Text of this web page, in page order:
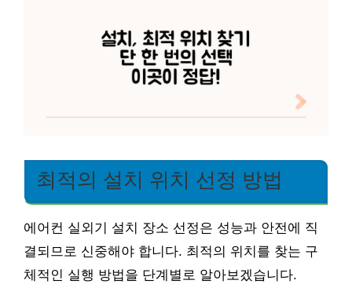
최적의 설치 위치 선정 방법
에어컨 실외기 설치 장소 선정은 성능과 안전에 직
결되므로 신중해야 합니다. 최적의 위치를 찾는 구
체적인 실행 방법을 단계별로 알아보겠습니다.